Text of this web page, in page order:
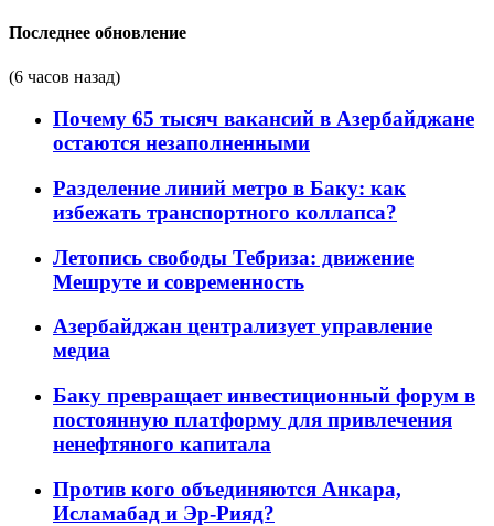
Последнее обновление
(6 часов назад)
Почему 65 тысяч вакансий в Азербайджане
остаются незаполненными
Разделение линий метро в Баку: как
избежать транспортного коллапса?
Летопись свободы Тебриза: движение
Мешруте и современность
Азербайджан централизует управление
медиа
Баку превращает инвестиционный форум в
постоянную платформу для привлечения
ненефтяного капитала
Против кого объединяются Анкара,
Исламабад и Эр-Рияд?